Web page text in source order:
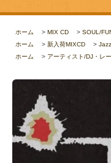
ホーム > MIX CD > SOUL/
ホーム
> 新入荷MIXCD >
ホーム
> アーティスト/DJ・レ